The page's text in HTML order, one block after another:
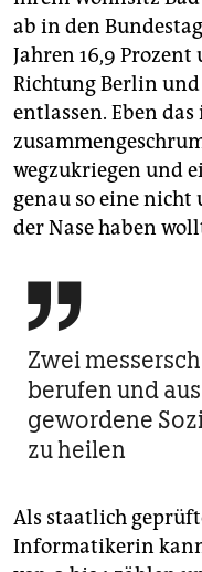
ab in den
Jahren 16,9
Richtung Berlin
entlassen. Eben
wegzukriegen und
genau so eine nicht
der Nase haben

Zwei
berufen und
gewordene
zu heilen
Als staatlich
Informatikerin kann